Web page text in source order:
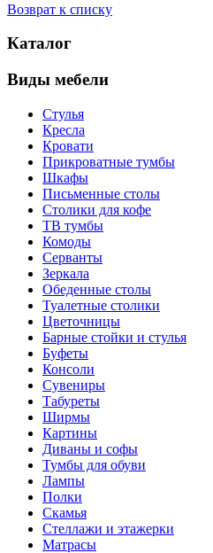
Возврат к списку
Каталог
Виды мебели
Стулья
Кресла
Кровати
Прикроватные тумбы
Шкафы
Письменные столы
Столики для кофе
ТВ тумбы
Комоды
Серванты
Зеркала
Обеденные столы
Туалетные столики
Цветочницы
Барные стойки и стулья
Буфеты
Консоли
Сувениры
Табуреты
Ширмы
Картины
Диваны и софы
Тумбы для обуви
Лампы
Полки
Скамья
Стеллажи и этажерки
Матрасы